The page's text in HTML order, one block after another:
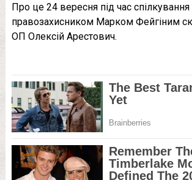
Про це 24 вересня під час
правозахисником Марком Фейгіним
ОП Олексій Арестович.